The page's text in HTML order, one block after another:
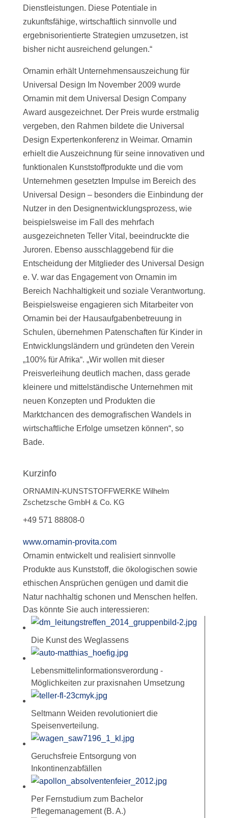
Dienstleistungen. Diese Potentiale in
zukunftsfähige, wirtschaftlich sinnvolle und
ergebnisorientierte Strategien umzusetzen, ist
bisher nicht ausreichend gelungen.“
Ornamin erhält Unternehmensauszeichung für
Universal Design Im November 2009 wurde
Ornamin mit dem Universal Design Company
Award ausgezeichnet. Der Preis wurde erstmalig
vergeben, den Rahmen bildete die Universal
Design Expertenkonferenz in Weimar. Ornamin
erhielt die Auszeichnung für seine innovativen und
funktionalen Kunststoffprodukte und die vom
Unternehmen gesetzten Impulse im Bereich des
Universal Design – besonders die Einbindung der
Nutzer in den Designentwicklungsprozess, wie
beispielsweise im Fall des mehrfach
ausgezeichneten Teller Vital, beeindruckte die
Juroren. Ebenso ausschlaggebend für die
Entscheidung der Mitglieder des Universal Design
e. V. war das Engagement von Ornamin im
Bereich Nachhaltigkeit und soziale Verantwortung.
Beispielsweise engagieren sich Mitarbeiter von
Ornamin bei der Hausaufgabenbetreuung in
Schulen, übernehmen Patenschaften für Kinder in
Entwicklungsländern und gründeten den Verein
„100% für Afrika“. „Wir wollen mit dieser
Preisverleihung deutlich machen, dass gerade
kleinere und mittelständische Unternehmen mit
neuen Konzepten und Produkten die
Marktchancen des demografischen Wandels in
wirtschaftliche Erfolge umsetzen können“, so
Bade.
Kurzinfo
ORNAMIN-KUNSTSTOFFWERKE Wilhelm
Zschetzsche GmbH & Co. KG
+49 571 88808-0
www.ornamin-provita.com
Ornamin entwickelt und realisiert sinnvolle
Produkte aus Kunststoff, die ökologischen sowie
ethischen Ansprüchen genügen und damit die
Natur nachhaltig schonen und Menschen helfen.
Das könnte Sie auch interessieren:
Die Kunst des Weglassens
Lebensmittelinformationsverordung -
Möglichkeiten zur praxisnahen Umsetzung
Seltmann Weiden revolutioniert die
Speisenverteilung.
Geruchsfreie Entsorgung von
Inkontinenzabfällen
Per Fernstudium zum Bachelor
Pflegemanagement (B. A.)